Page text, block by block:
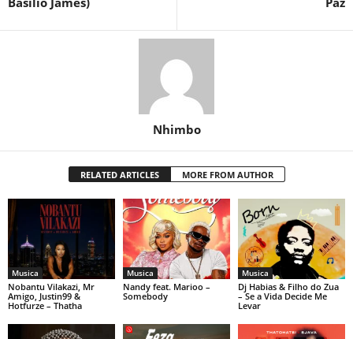
Nhimbo
RELATED ARTICLES MORE FROM AUTHOR
Musica
Nobantu Vilakazi, Mr
Amigo, Justin99 &
Hotfurze – Thatha
Musica
Nandy feat. Marioo –
Somebody
Musica
Dj Habias & Filho do Zua
– Se a Vida Decide Me
Levar